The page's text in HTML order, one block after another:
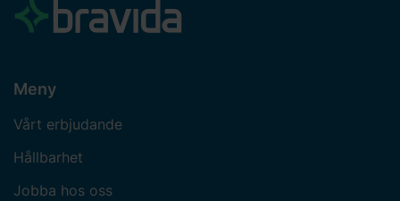
Meny
Vårt erbjudande
Hållbarhet
Jobba hos oss